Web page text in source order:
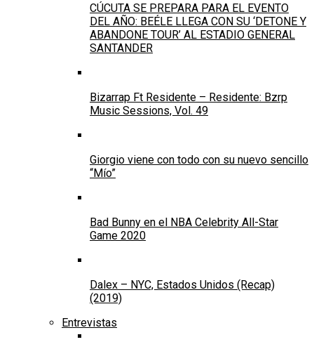
CÚCUTA SE PREPARA PARA EL EVENTO
DEL AÑO: BEÉLE LLEGA CON SU ‘DETONE Y
ABANDONE TOUR’ AL ESTADIO GENERAL
SANTANDER
Bizarrap Ft Residente – Residente: Bzrp
Music Sessions, Vol. 49
Giorgio viene con todo con su nuevo sencillo
“Mío”
Bad Bunny en el NBA Celebrity All-Star
Game 2020
Dalex – NYC, Estados Unidos (Recap)
(2019)
Entrevistas